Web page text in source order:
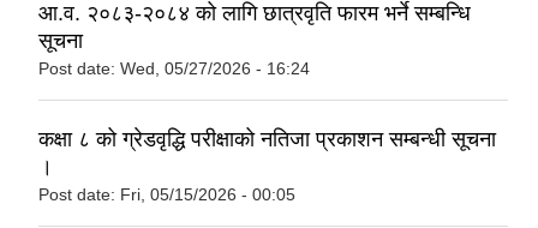
आ.व. २०८३-२०८४ को लागि छात्रवृति फारम भर्ने सम्बन्धि
सूचना
Post date: Wed, 05/27/2026 - 16:24
कक्षा ८ को ग्रेडवृद्धि परीक्षाको नतिजा प्रकाशन सम्बन्धी सूचना
।
Post date: Fri, 05/15/2026 - 00:05